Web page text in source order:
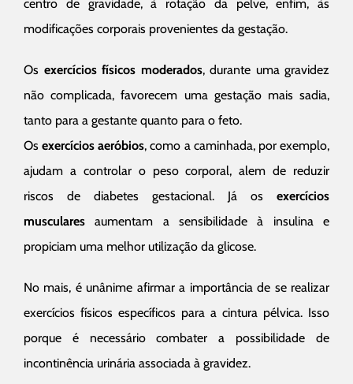
centro de gravidade, à rotação da pelve, enfim, às
modificações corporais provenientes da gestação.
Os exercícios físicos moderados, durante uma gravidez
não complicada, favorecem uma gestação mais sadia,
tanto para a gestante quanto para o feto.
Osexercícios aeróbios, como a caminhada, por exemplo,
ajudam a controlar o peso corporal, alem de reduzir
riscos de diabetes gestacional. Já os exercícios
musculares aumentam a sensibilidade à insulina e
propiciam uma melhor utilização da glicose.
No mais, é unânime afirmar a importância de se realizar
exercícios físicos específicos para a cintura pélvica. Isso
porque é necessário combater a possibilidade de
incontinência urinária associada à gravidez.